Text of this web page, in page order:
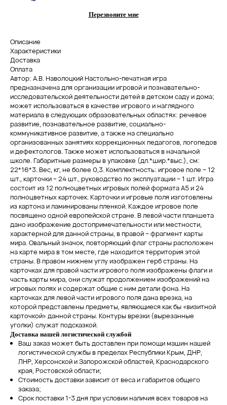
Перезвоните мне
Описание
Характеристики
Доставка
Оплата
​Автор: А.В. Наволоцкий Настольно-печатная игра
предназначена для организации игровой и познавательно-
исследовательской деятельности детей в детском саду и дома;
может использоваться в качестве игрового и наглядного
материала в следующих образовательных областях: речевое
развитие, познавательное развитие, социально-
коммуникативное развитие, а также на специально
организованных занятиях коррекционных педагогов, логопедов
и дефектологов. Также может использоваться в начальной
школе. Габаритные размеры в упаковке (дл.*шир.*выс.), см:
22*16*3. Вес, кг, не более 0,3. Комплектность: игровое поле – 12
шт., карточки – 24 шт., руководство по эксплуатации – 1 шт. Игра
состоит из 12 полноцветных игровых полей формата А5 и 24
полноцветных карточек. Карточки и игровые поля изготовлены
из картона и ламинированы пленкой. Каждое игровое поле
посвящено одной европейской стране. В левой части планшета
дано изображение достопримечательности или местности,
характерной для данной страны, в правой – фрагмент карты
мира. Овальный значок, повторяющий флаг страны расположен
на карте мира в том месте, где находится территория этой
страны. В правом нижнем углу изображен герб страны. На
карточках для правой части игрового поля изображены флаги и
часть карты мира, они служат продолжением изображений на
игровых полях и содержат общие с ним детали фона. На
карточках для левой части игрового поля дана врезка, на
которой представлены предметы, являющиеся как бы «визитной
карточкой» данной страны. Контуры врезки (вырезанные
уголки) служат подсказкой.
Доставка нашей логистической службой
Ваш заказ может быть доставлен при помощи машин нашей
логистической службы в пределах Республики Крым, ДНР,
ЛНР, Херсонской и Запорожской областей, Краснодарского
края, Ростовской области;
Стоимость доставки зависит от веса и габаритов общего
заказа;
Срок поставки 1-3 дня при условии наличия всех товаров на